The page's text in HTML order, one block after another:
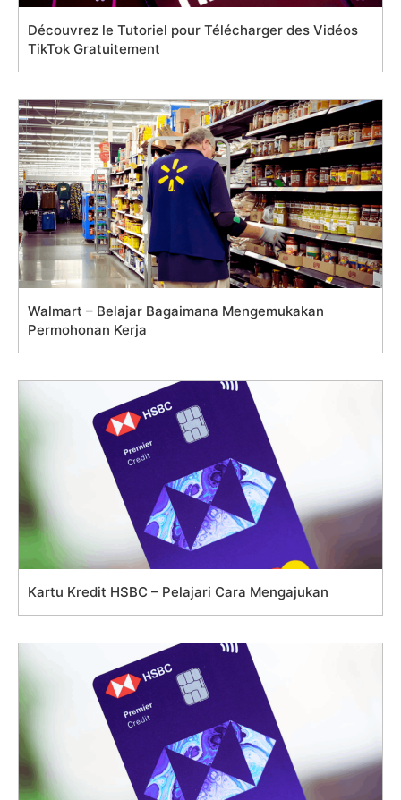
Découvrez le Tutoriel pour Télécharger des Vidéos
TikTok Gratuitement
Walmart – Belajar Bagaimana Mengemukakan
Permohonan Kerja
Kartu Kredit HSBC – Pelajari Cara Mengajukan